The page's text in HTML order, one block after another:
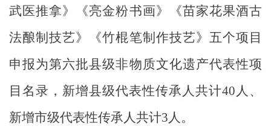
武医推拿》《亮金粉书画》《苗家花果酒古
法酿制技艺》《竹棍笔制作技艺》五个项目
申报为第六批县级非物质文化遗产代表性项
目名录，新增县级代表性传承人共计40 人 、
新增市级代表性传承人共计3人。